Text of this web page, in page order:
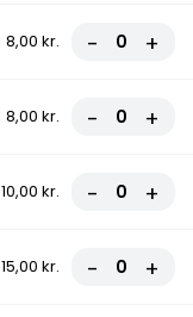
8,00 kr. - +
8,00 kr. - +
10,00 kr. - +
15,00 kr. - +